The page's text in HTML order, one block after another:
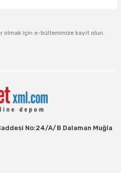
olmak için e-bültenimize kayıt olun.
No:24/A/B Dalaman Muğla